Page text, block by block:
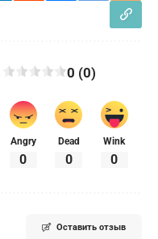
0 (0)
Angry
0
Dead
0
Wink
0
Оставить отзыв